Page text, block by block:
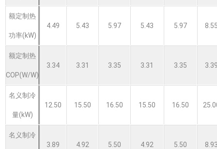
额定制热
功率(kW)
4.49 5.43 5.97 5.43 5.97
额定制热
COP(W/W)
3.34 3.31 3.35 3.31 3.35
名义制冷
量(kW)
12.50 15.50 16.50 15.50 16.50
名义制冷
3.89 4.92 5.50 4.92 5.50